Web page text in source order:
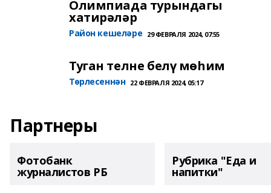
Олимпиада турындагы
хатирәләр
Район кешеләре 29 ФЕВРАЛЯ 2024, 07:55
Туган телне белү мөһим
Төрлесеннән 22 ФЕВРАЛЯ 2024, 05:17
Партнеры
Фотобанк
журналистов РБ
Рубрика "Еда и
напитки"